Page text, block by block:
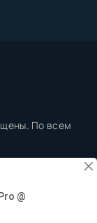
По всем